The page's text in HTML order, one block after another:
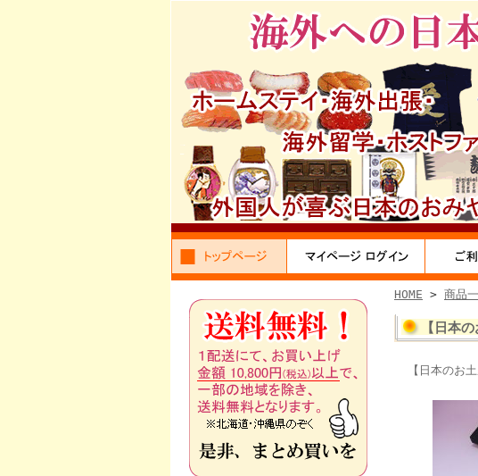
HOME > 商品
【日本
【日本のお